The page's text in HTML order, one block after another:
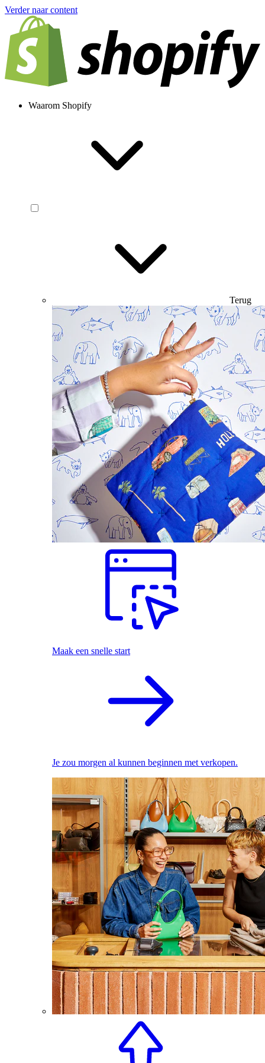
Verder naar content
Waarom Shopify
Terug
Maak een snelle start
Je zou morgen al kunnen beginnen met verkopen.